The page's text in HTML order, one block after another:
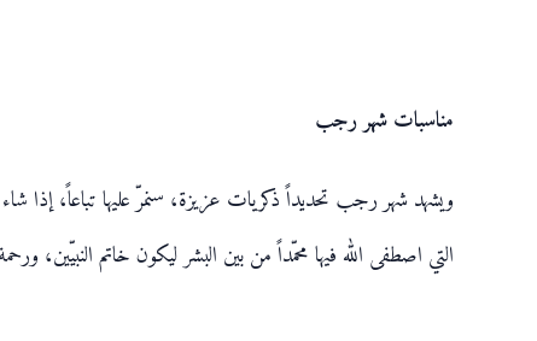
مناسبات شهر رجب
ويشهد شهر رجب تحديداً ذكريات عزيزة، سنمرّ عليها تباعاً، إذا
التي اصطفى الله فيها محمّداً من بين البشر ليكون خاتم النبيّين،